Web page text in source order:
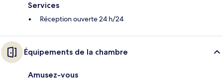
Services
Réception ouverte 24 h/24
Équipements de la chambre
Amusez-vous